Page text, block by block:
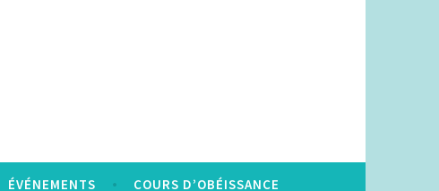
ÉVÉNEMENTS COURS D’OBÉISSANCE